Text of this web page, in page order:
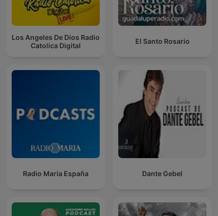
Los Angeles De Dios Radio
Catolica Digital
El Santo Rosario
Radio María España Dante Gebel